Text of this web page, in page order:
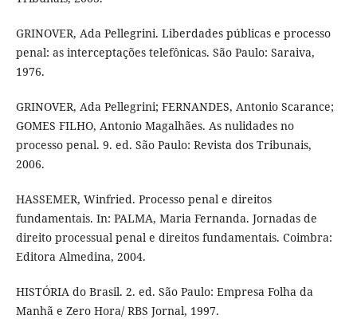
GRINOVER, Ada Pellegrini. Liberdades públicas e processo
penal: as interceptações telefônicas. São Paulo: Saraiva,
1976.
GRINOVER, Ada Pellegrini; FERNANDES, Antonio Scarance;
GOMES FILHO, Antonio Magalhães. As nulidades no
processo penal. 9. ed. São Paulo: Revista dos Tribunais,
2006.
HASSEMER, Winfried. Processo penal e direitos
fundamentais. In: PALMA, Maria Fernanda. Jornadas de
direito processual penal e direitos fundamentais. Coimbra:
Editora Almedina, 2004.
HISTÓRIA do Brasil. 2. ed. São Paulo: Empresa Folha da
Manhã e Zero Hora/ RBS Jornal, 1997.